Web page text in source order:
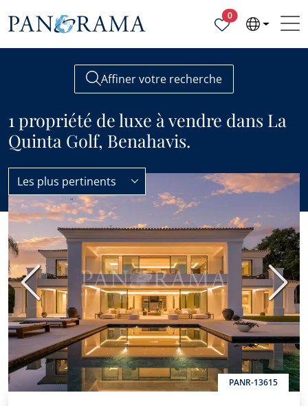
0Propriétés
Affiner votre recherche
1 propriété de luxe à vendre dans La
Quinta Golf, Benahavis.
La Quinta Golf Luxe
Les plus pertinents
MEILLEUR PRIX
PANR-13615
Précédent